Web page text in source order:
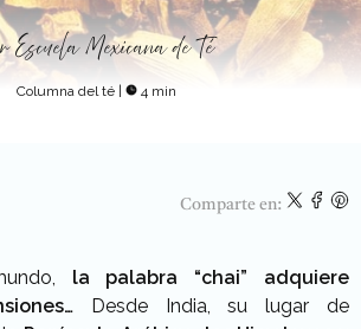
Escuela Mexicana de Té
Columna del té 4 min
Comparte en:
la palabra “chai” adquiere
Desde India, su lugar de